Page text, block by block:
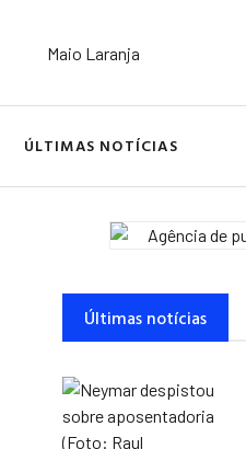
ÚLTIMAS NOTÍCIAS
Últimas notícias